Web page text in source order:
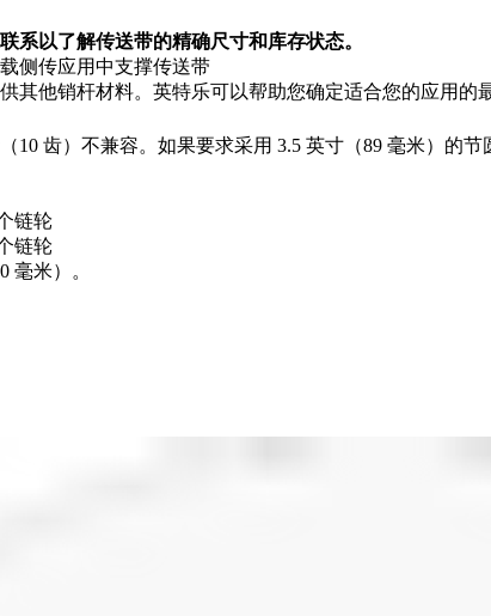
系以了解传送带的精确尺寸和库存状态。
侧传应用中支撑传送带
其他销杆材料。英特乐可以帮助您确定适合您的应用的
10 齿）不兼容。如果要求采用 3.5 英寸（89 毫米）的节
链轮
链轮
毫米）。